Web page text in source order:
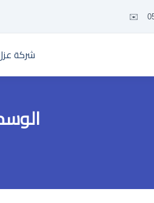
✉️
شركة